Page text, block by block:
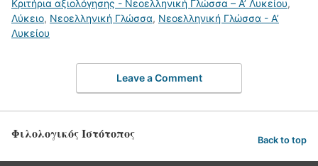
Κριτήρια αξιολόγησης - Νεοελληνική Γλώσσα – Α’ Λυκείου,
Λύκειο, Νεοελληνική Γλώσσα, Νεοελληνική Γλώσσα - Α’
Λυκείου
Leave a Comment
Φιλολογικός Ιστότοπος Back to top